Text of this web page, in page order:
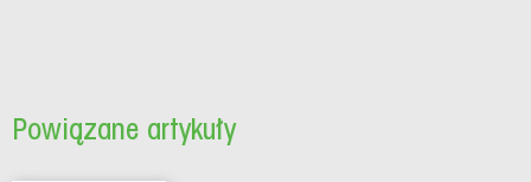
Powiązane artykuły